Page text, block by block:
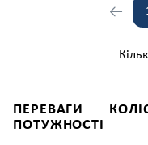
ПЕРЕВАГИ
ПОТУЖНОСТІ